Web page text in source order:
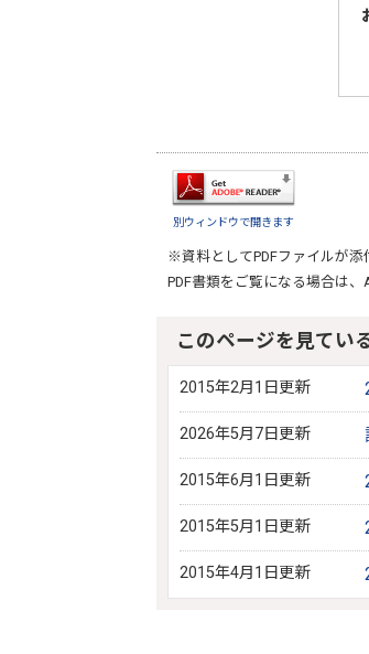
別ウィンドウで開きます
※資料としてPDFファイルが添
PDF書類をご覧になる場合は、
このページを見てい
2015年2月1日更新
2026年5月7日更新
2015年6月1日更新
2015年5月1日更新
2015年4月1日更新